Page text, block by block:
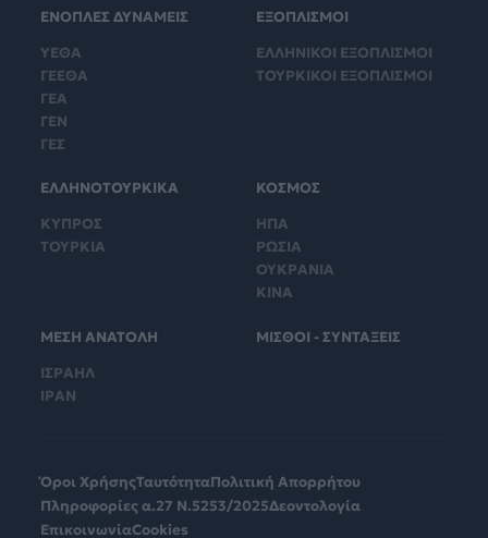
ΕΝΟΠΛΕΣ ΔΥΝΑΜΕΙΣ
ΥΕΘΑ
ΓΕΕΘΑ
ΓΕΑ
ΓΕΝ
ΓΕΣ
ΕΞΟΠΛΙΣΜΟΙ
ΕΛΛΗΝΙΚΟΙ ΕΞΟΠΛΙΣΜΟΙ
ΤΟΥΡΚΙΚΟΙ ΕΞΟΠΛΙΣΜΟΙ
ΕΛΛΗΝΟΤΟΥΡΚΙΚΑ
ΚΥΠΡΟΣ
ΤΟΥΡΚΙΑ
ΚΟΣΜΟΣ
ΗΠΑ
ΡΩΣΙΑ
ΟΥΚΡΑΝΙΑ
ΚΙΝΑ
ΜΕΣΗ ΑΝΑΤΟΛΗ
ΙΣΡΑΗΛ
ΙΡΑΝ
ΜΙΣΘΟΙ - ΣΥΝΤΑΞΕΙΣ
Όροι ΧρήσηςΤαυτότηταΠολιτική Απορρήτου
Πληροφορίες α.27 Ν.5253/2025Δεοντολογία
ΕπικοινωνίαCookies